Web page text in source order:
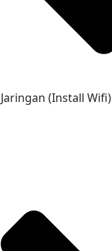
Jaringan (Install Wifi)